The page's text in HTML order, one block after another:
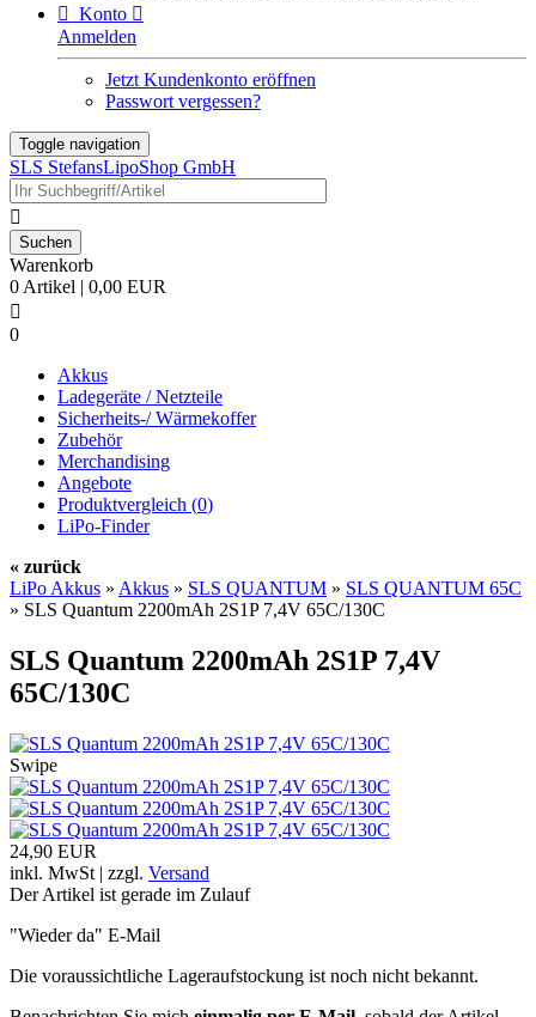
 Konto 
Anmelden
Jetzt Kundenkonto eröffnen
Passwort vergessen?
Toggle navigation
SLS StefansLipoShop GmbH

Warenkorb
0 Artikel | 0,00 EUR

0
Akkus
Ladegeräte / Netzteile
Sicherheits-/ Wärmekoffer
Zubehör
Merchandising
Angebote
Produktvergleich (0)
LiPo-Finder
« zurück
LiPo Akkus » Akkus » SLS QUANTUM » SLS QUANTUM 65C
» SLS Quantum 2200mAh 2S1P 7,4V 65C/130C
SLS Quantum 2200mAh 2S1P 7,4V
65C/130C
Swipe
24,90 EUR
inkl. MwSt | zzgl. Versand
Der Artikel ist gerade im Zulauf
"Wieder da" E-Mail
Die voraussichtliche Lageraufstockung ist noch nicht bekannt.